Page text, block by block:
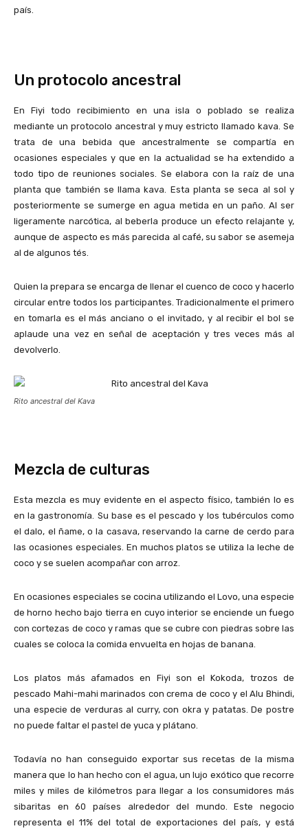
país.
Un protocolo ancestral
En Fiyi todo recibimiento en una isla o poblado se realiza
mediante un protocolo ancestral y muy estricto llamado kava. Se
trata de una bebida que ancestralmente se compartía en
ocasiones especiales y que en la actualidad se ha extendido a
todo tipo de reuniones sociales. Se elabora con la raíz de una
planta que también se llama kava. Esta planta se seca al sol y
posteriormente se sumerge en agua metida en un paño. Al ser
ligeramente narcótica, al beberla produce un efecto relajante y,
aunque de aspecto es más parecida al café, su sabor se asemeja
al de algunos tés.
Quien la prepara se encarga de llenar el cuenco de coco y hacerlo
circular entre todos los participantes. Tradicionalmente el primero
en tomarla es el más anciano o el invitado, y al recibir el bol se
aplaude una vez en señal de aceptación y tres veces más al
devolverlo.
Rito ancestral del Kava
Mezcla de culturas
Esta mezcla es muy evidente en el aspecto físico, también lo es
en la gastronomía. Su base es el pescado y los tubérculos como
el dalo, el ñame, o la casava, reservando la carne de cerdo para
las ocasiones especiales. En muchos platos se utiliza la leche de
coco y se suelen acompañar con arroz.
En ocasiones especiales se cocina utilizando el Lovo, una especie
de horno hecho bajo tierra en cuyo interior se enciende un fuego
con cortezas de coco y ramas que se cubre con piedras sobre las
cuales se coloca la comida envuelta en hojas de banana.
Los platos más afamados en Fiyi son el Kokoda, trozos de
pescado Mahi-mahi marinados con crema de coco y el Alu Bhindi,
una especie de verduras al curry, con okra y patatas. De postre
no puede faltar el pastel de yuca y plátano.
Todavía no han conseguido exportar sus recetas de la misma
manera que lo han hecho con el agua, un lujo exótico que recorre
miles y miles de kilómetros para llegar a los consumidores más
sibaritas en 60 países alrededor del mundo. Este negocio
representa el 11% del total de exportaciones del país, y está